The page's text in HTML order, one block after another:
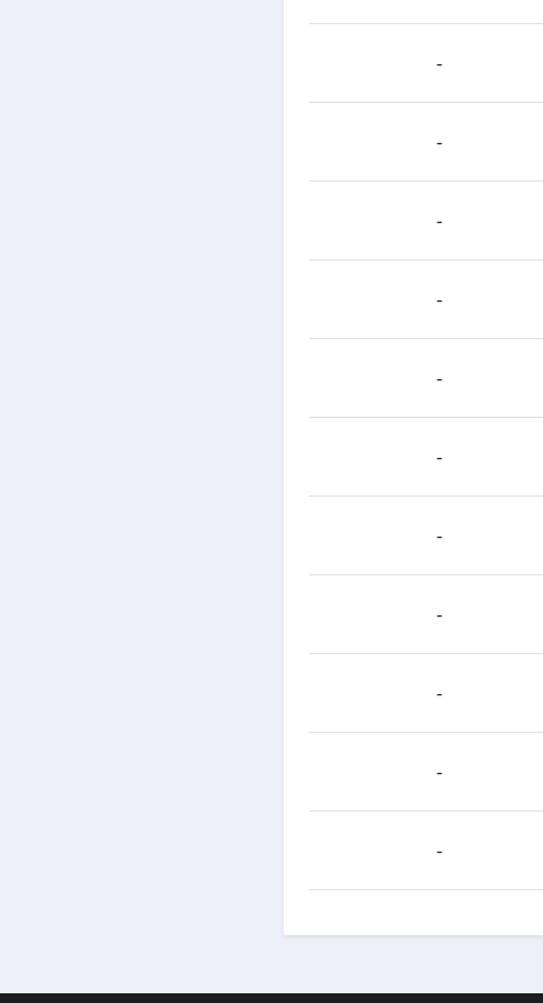
-
-
-
-
-
-
-
-
-
-
-